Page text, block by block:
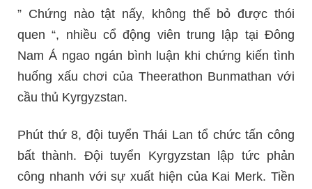
” Chứng nào tật nấy, không thể bỏ được thói
quen “, nhiều cổ động viên trung lập tại Đông
Nam Á ngao ngán bình luận khi chứng kiến tình
huống xấu chơi của Theerathon Bunmathan với
cầu thủ Kyrgyzstan.
Phút thứ 8, đội tuyển Thái Lan tổ chức tấn công
bất thành. Đội tuyển Kyrgyzstan lập tức phản
công nhanh với sự xuất hiện của Kai Merk. Tiền